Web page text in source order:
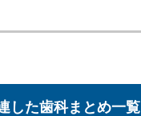
した歯科まとめ一覧